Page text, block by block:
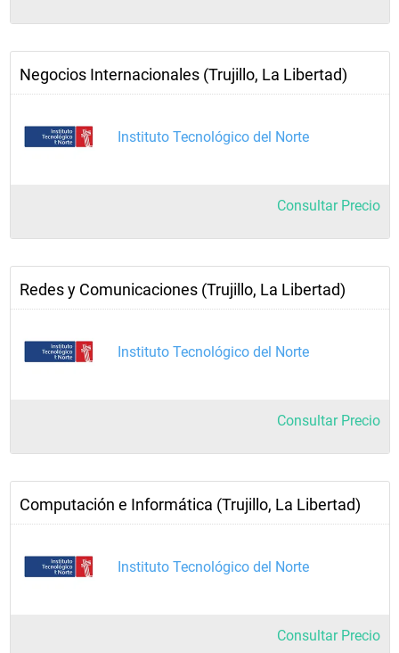
Negocios Internacionales (Trujillo, La Libertad)
Instituto Tecnológico del Norte
Consultar Precio
Redes y Comunicaciones (Trujillo, La Libertad)
Instituto Tecnológico del Norte
Consultar Precio
Computación e Informática (Trujillo, La Libertad)
Instituto Tecnológico del Norte
Consultar Precio